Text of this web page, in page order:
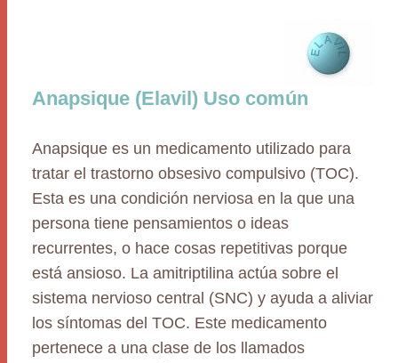
Anapsique (Elavil) Uso común
Anapsique es un medicamento utilizado para
tratar el trastorno obsesivo compulsivo (TOC).
Esta es una condición nerviosa en la que una
persona tiene pensamientos o ideas
recurrentes, o hace cosas repetitivas porque
está ansioso. La amitriptilina actúa sobre el
sistema nervioso central (SNC) y ayuda a aliviar
los síntomas del TOC. Este medicamento
pertenece a una clase de los llamados